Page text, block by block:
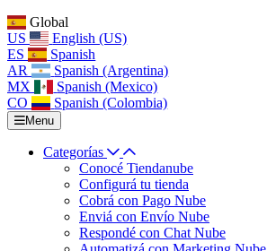
Global
US
English (US)
ES
Spanish
AR
Spanish (Argentina)
MX
Spanish (Mexico)
CO
Spanish (Colombia)
Menu
Categorías
Conocé Tiendanube
Configurá tu tienda
Cobrá con Pago Nube
Enviá con Envío Nube
Respondé con Chat Nube